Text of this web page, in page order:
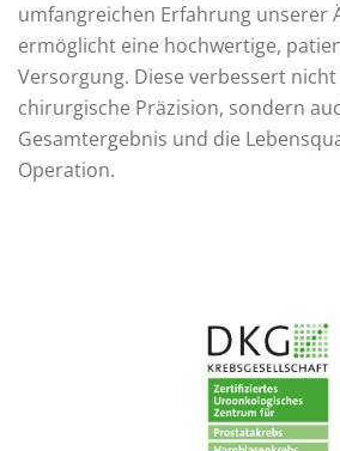
umfangreichen Erfahrung unserer
ermöglicht eine hochwertige,
Versorgung. Diese verbessert
chirurgische Präzision, sondern
Gesamtergebnis und die
Operation.